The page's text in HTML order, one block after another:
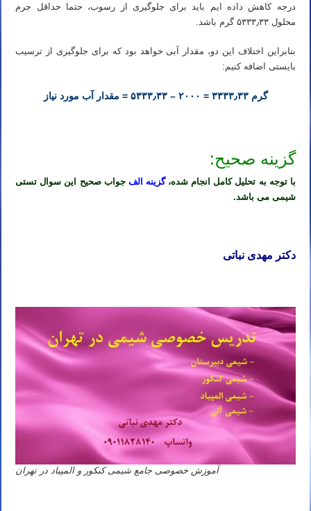
درجه کاهش داده ایم باید برای جلوگیری از رسوب، حتما حداقل جرم
محلول ۵۳۳۳٫۳۳ گرم باشد.
بنابراین اختلاف این دو، مقدار آبی خواهد بود که برای جلوگیری از ترسیب
بایستی اضافه کنیم:
گرم ۳۳۳۳٫۳۳ = ۲۰۰۰ – ۵۳۳۳٫۳۳ = مقدار آب مورد نیاز
گزینه صحیح:
با توجه به تحلیل کامل انجام شده،گزینه الف جواب صحیح این سوال تستی
شیمی می باشد.
دکتر مهدی نباتی
آموزش خصوصی جامع شیمی کنکور و المپیاد در تهران